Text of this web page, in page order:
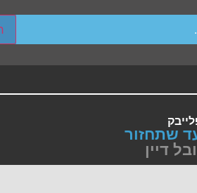
explore by touch or with swipe
שתחזור
דיין